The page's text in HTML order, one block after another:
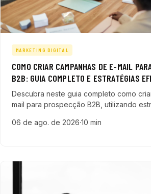
MARKETING DIGITAL
COMO CRIAR CAMPANHAS DE E-MAIL
B2B: GUIA COMPLETO E ESTRATÉGIAS
Descubra neste guia completo como
mail para prospecção B2B, utilizando
e acelerar seu pipeline de vendas.
06 de ago. de 2026·10 min